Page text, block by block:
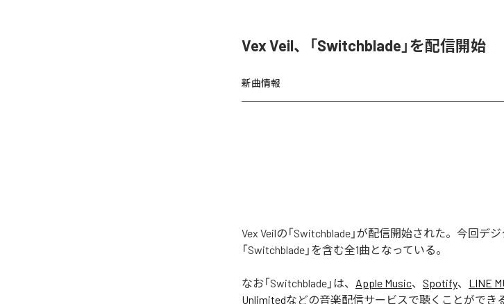
Vex Veil、「Switchblade」を配信開始
新曲情報
Vex Veilの「Switchblade」が配信開始された。今回デ
「Switchblade」を含む全1曲となっている。
なお「Switchblade 」は、 Apple Music、 Spotify、 LINE
Unlimitedなどの音楽配信サービスで聴くことができ